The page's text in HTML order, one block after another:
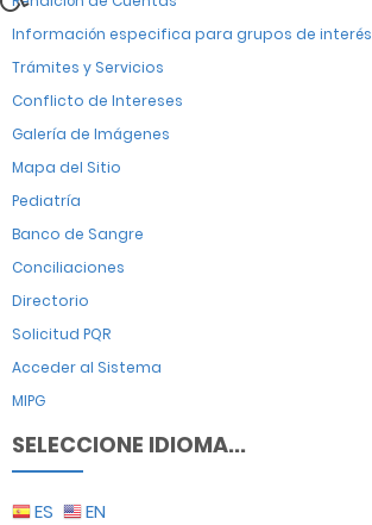
Información especifica para grupos de interés
Trámites y Servicios
Conflicto de Intereses
Galería de Imágenes
Mapa del Sitio
Pediatría
Banco de Sangre
Conciliaciones
Directorio
Solicitud PQR
Acceder al Sistema
MIPG
SELECCIONE IDIOMA...
ES EN